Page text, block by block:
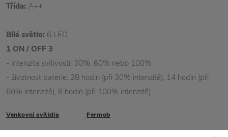
Třída: A++
Bílé světlo: 6 LED
1 ON / OFF 3
- intenzita svítivosti: 30%, 60% nebo 100%
- životnost baterie: 28 hodin (při 30% intenzitě), 14 hodin (při
60% intenzitě), 8 hodin (při 100% intenzitě)
Venkovní svítidla Fermob